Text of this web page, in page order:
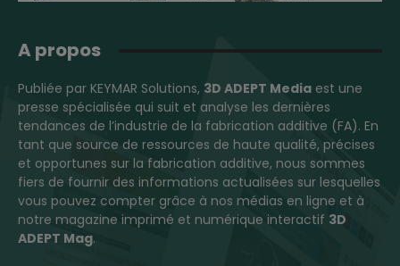
A propos
Publiée par KEYMAR Solutions, 3D ADEPT Media est une
presse spécialisée qui suit et analyse les dernières
tendances de l’industrie de la fabrication additive (FA). En
tant que source de ressources de haute qualité, précises
et opportunes sur la fabrication additive, nous sommes
fiers de fournir des informations actualisées sur lesquelles
vous pouvez compter grâce à nos médias en ligne et à
notre magazine imprimé et numérique interactif 3D
ADEPT Mag.